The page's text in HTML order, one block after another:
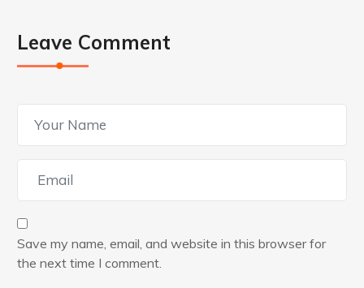
Leave Comment
Save my name, email, and website in this browser for
the next time I comment.